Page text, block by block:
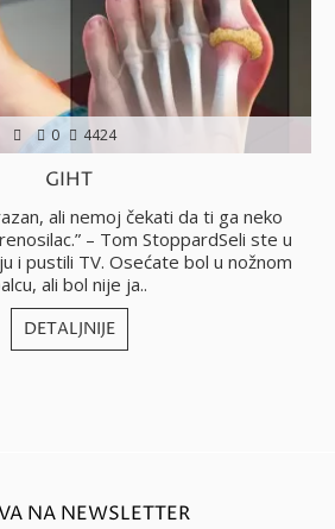
0 4424
GIHT
ali nemoj čekati da ti ga neko
– Tom StoppardSeli ste u
i pustili TV. Osećate bol u nožnom
ali bol nije ja..
DETALJNIJE
NA NEWSLETTER